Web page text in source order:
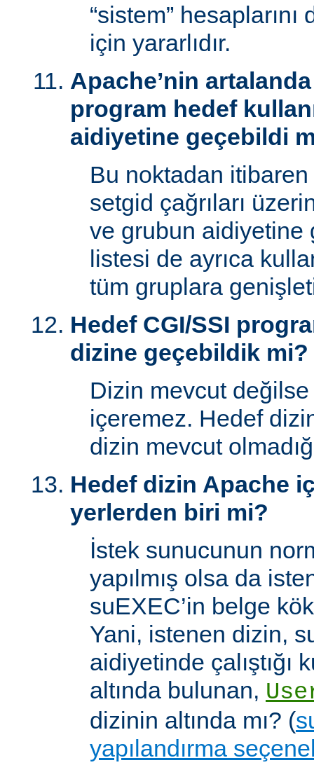
“sistem”
için yararlıdır.
Apache’nin artalanda
program hedef
aidiyetine geçebildi
Bu noktadan
setgid çağrıları
ve grubun aidiyetine
listesi de ayrıca
tüm gruplara
Hedef CGI/SSI
dizine geçebildik mi?
Dizin mevcut değilse
içeremez. Hedef
dizin mevcut
Hedef dizin Apache
yerlerden biri mi?
İstek sunucunun
yapılmış olsa da
suEXEC’in belge
Yani, istenen dizin,
aidiyetinde çalıştığı
altında bulunan,
dizinin altında mı? (
yapılandırma